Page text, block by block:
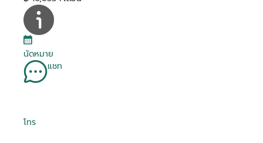
นัดหมาย
แชท
โทร